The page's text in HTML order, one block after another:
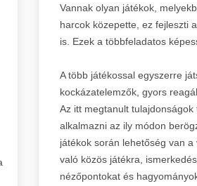
Vannak olyan játékok,
harcok közepette, ez fejleszti
is. Ezek a többfeladatos
A több játékossal egyszerre
kockázatelemzők, gyors
Az itt megtanult
alkalmazni az ily módon
játékok során lehetőség van
való közös játékra,
nézőpontokat és